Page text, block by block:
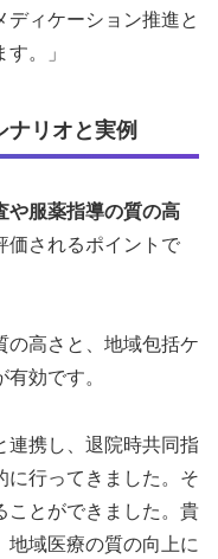
ィケーション推進と
。」
ナリオと実例
や服薬指導の質の高
価されるポイントで
高さと、地域包括ケ
効です。
連携し、退院時共同指
行ってきました。そ
ことができました。貴
域医療の質の向上に